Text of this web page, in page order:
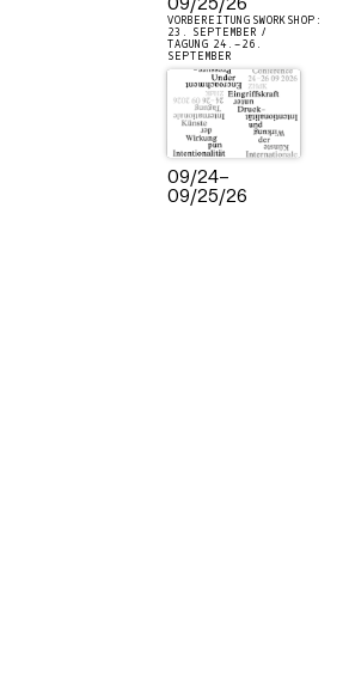
09/25/26
VORBEREITUNGSWORKSHOP:
23. SEPTEMBER /
TAGUNG 24.–26.
SEPTEMBER
09/24–
09/25/26